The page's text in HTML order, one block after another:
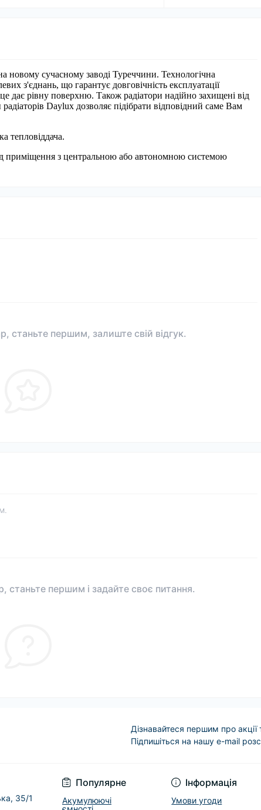
новому сучасному заводі Туреччини. Технологічна
з'єднань, що гарантує довговічність експлуатації
дає рівну поверхню. Також радіатори надійно захищені від
Daylux дозволяє підібрати відповідний саме Вам
тепловіддача.
приміщення з центральною або автономною системою
станьте першим, залиште свій відгук.
станьте першим і задайте своє питання.
Дізнавайтеся першим про
Підпишіться на нашу e-mail
35/1
Популярне
Акумулюючі
Інформація
Умови угоди